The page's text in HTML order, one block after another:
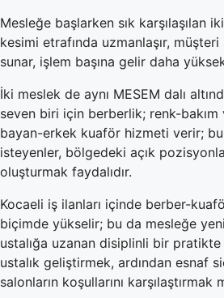
Mesleğe başlarken sık
kesimi etrafında uzmanlaşır,
sunar, işlem başına gelir daha
İki meslek de aynı MESEM dalı
seven biri için berberlik; renk-
bayan-erkek kuaför hizmeti verir;
isteyenler, bölgedeki açık
oluşturmak faydalıdır.
Kocaeli iş ilanları içinde berber-
biçimde yükselir; bu da mesleğe
ustalığa uzanan disiplinli bir
ustalık geliştirmek, ardından esnaf
salonların koşullarını